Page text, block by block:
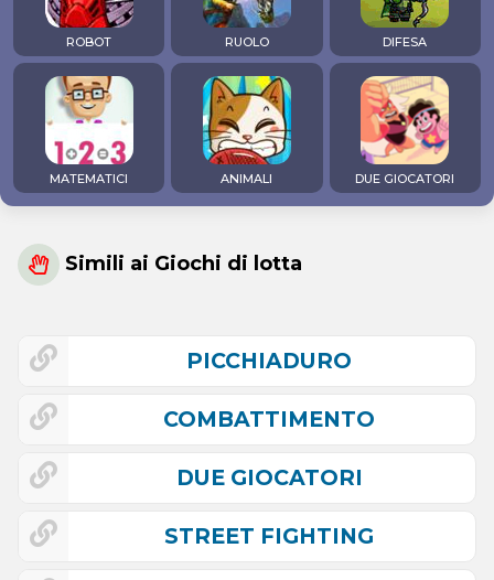
ROBOT RUOLO DIFESA
MATEMATICI ANIMALI DUE GIOCATORI
Simili ai Giochi di lotta
PICCHIADURO
COMBATTIMENTO
DUE GIOCATORI
STREET FIGHTING